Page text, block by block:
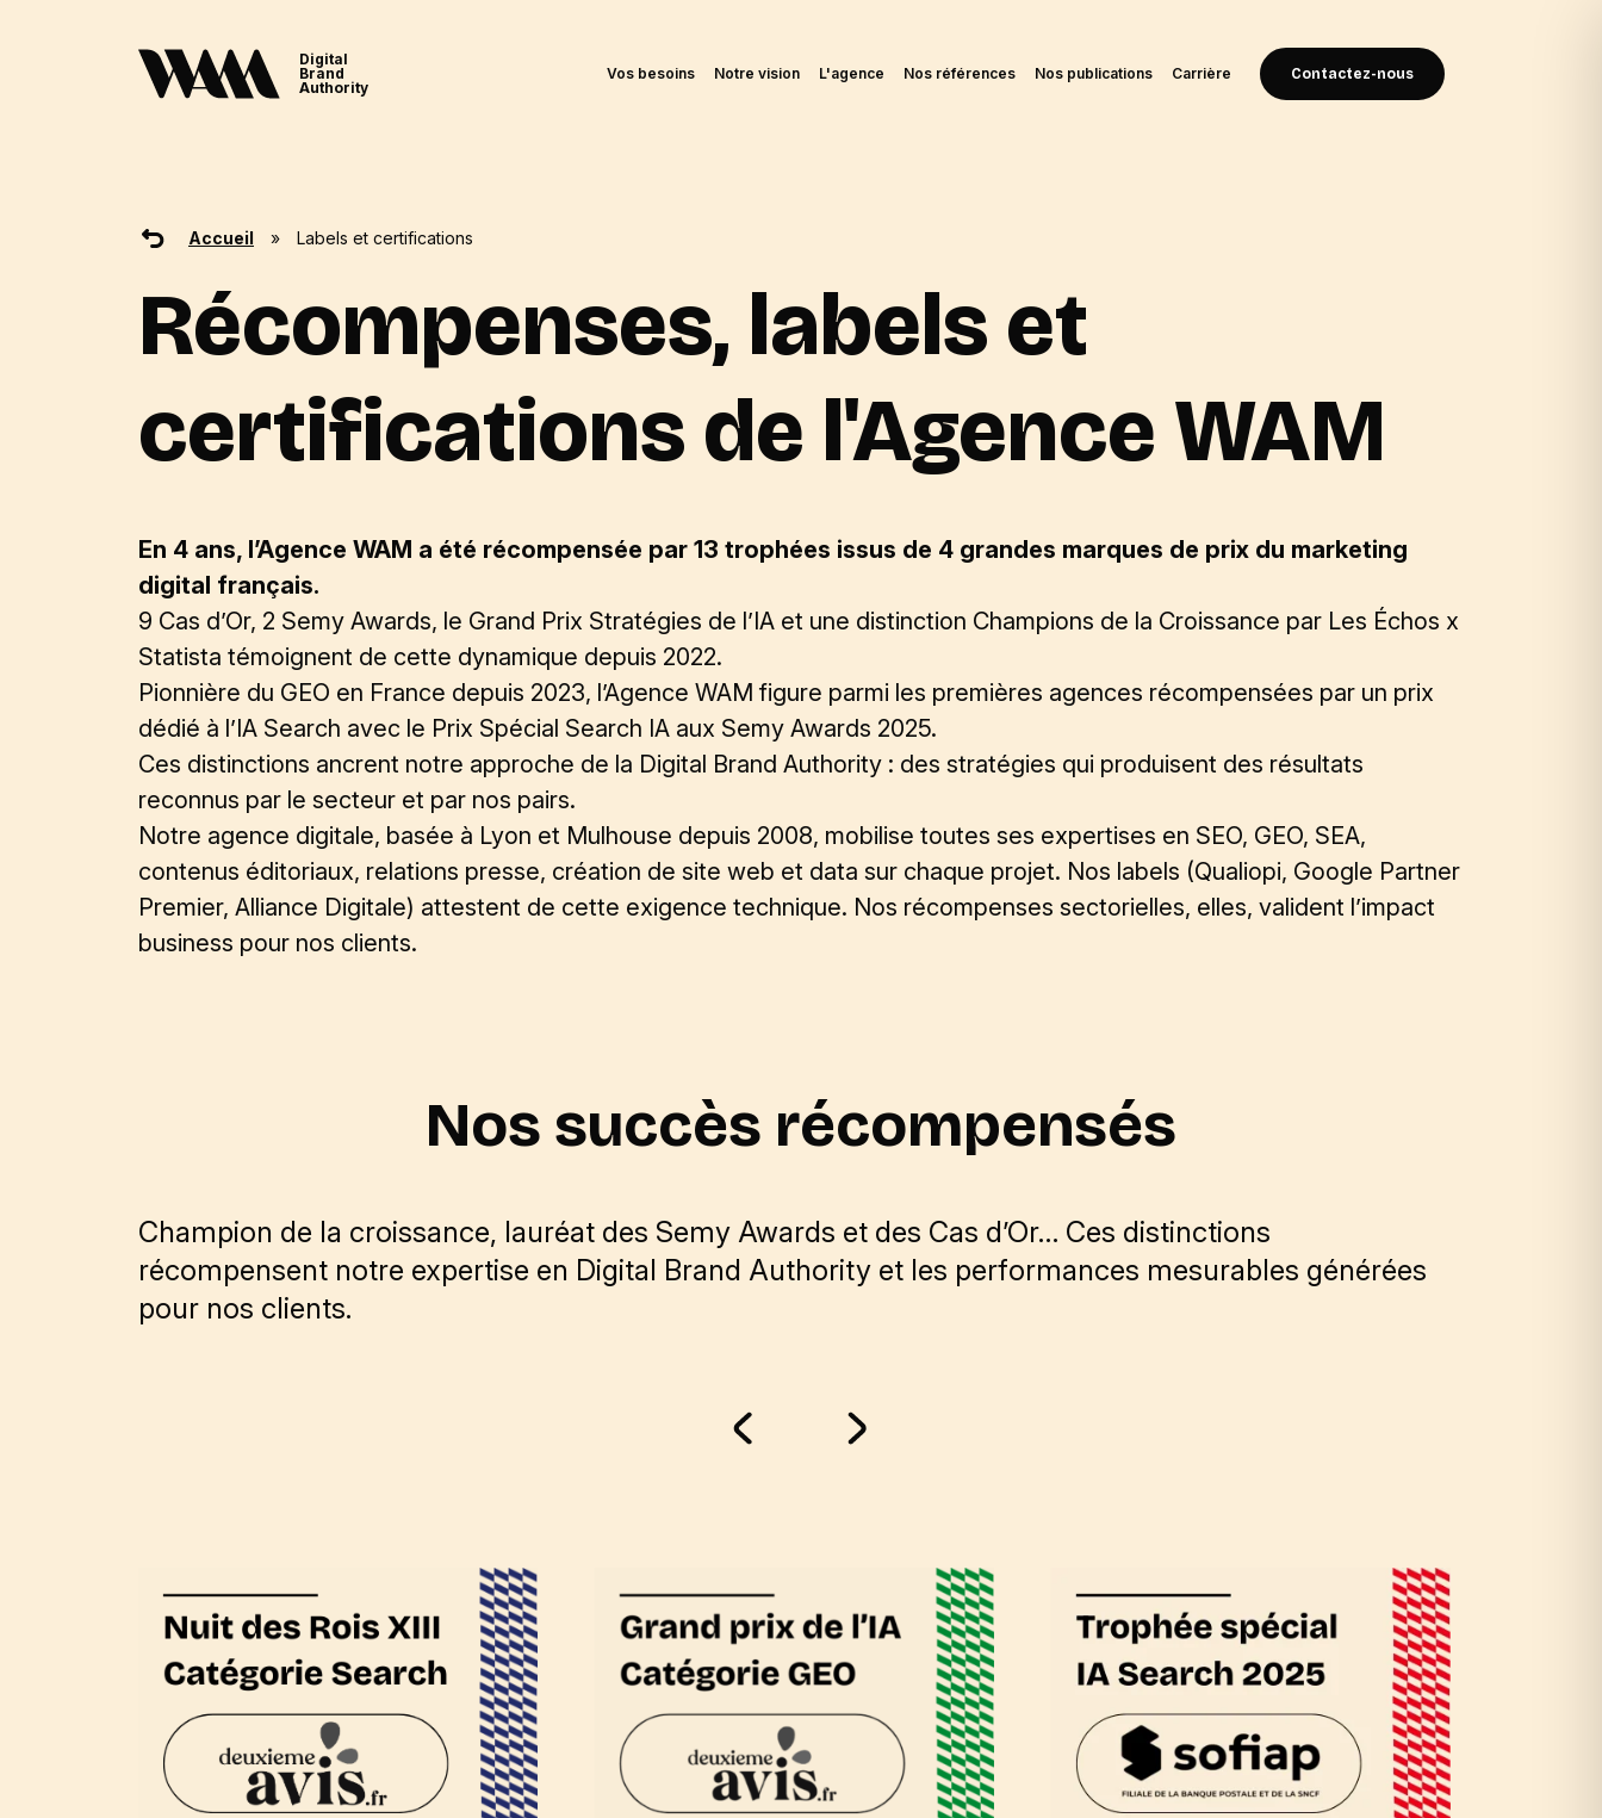
Digital
Brand
Authority
Vos besoins Notre vision L'agence Nos références Nos publications Carrière Contactez-nous
Accueil » Labels et certifications
Récompenses, labels et
certifications de l'Agence WAM
En 4 ans, l’Agence WAM a été récompensée par 13 trophées issus de 4 grandes marques de prix du marketing
digital français.
9 Cas d’Or, 2 Semy Awards, le Grand Prix Stratégies de l’IA et une distinction Champions de la Croissance par Les Échos x
Statista témoignent de cette dynamique depuis 2022.
Pionnière du GEO en France depuis 2023, l’Agence WAM figure parmi les premières agences récompensées par un prix
dédié à l’IA Search avec le Prix Spécial Search IA aux Semy Awards 2025.
Ces distinctions ancrent notre approche de la Digital Brand Authority : des stratégies qui produisent des résultats
reconnus par le secteur et par nos pairs.
Notre agence digitale, basée à Lyon et Mulhouse depuis 2008, mobilise toutes ses expertises en SEO, GEO, SEA,
contenus éditoriaux, relations presse, création de site web et data sur chaque projet. Nos labels (Qualiopi, Google Partner
Premier, Alliance Digitale) attestent de cette exigence technique. Nos récompenses sectorielles, elles, valident l’impact
business pour nos clients.
Nos succès récompensés
Champion de la croissance, lauréat des Semy Awards et des Cas d’Or… Ces distinctions
récompensent notre expertise en Digital Brand Authority et les performances mesurables générées
pour nos clients.